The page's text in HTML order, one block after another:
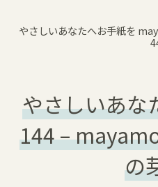
やさしいあなたへお手紙を
やさしいあな
144 –
の